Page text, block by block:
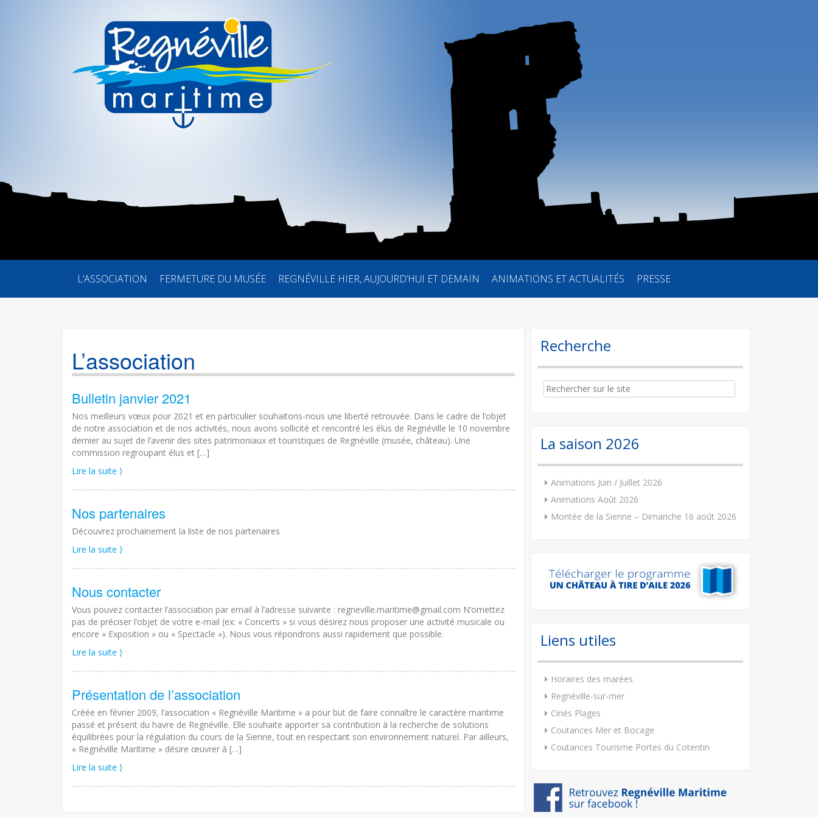
SKIP
CONTENT
L’ASSOCIATION FERMETURE DU MUSÉE REGNÉVILLE HIER, AUJOURD’HUI ET DEMAIN ANIMATIONS ET ACTUALITÉS PRESSE
L’association
Bulletin janvier 2021
Nos meilleurs vœux pour 2021 et en particulier souhaitons-nous une liberté retrouvée. Dans le cadre de l’objet
de notre association et de nos activités, nous avons sollicité et rencontré les élus de Regnéville le 10 novembre
dernier au sujet de l’avenir des sites patrimoniaux et touristiques de Regnéville (musée, château). Une
commission regroupant élus et […]
Lire la suite ⟩
Nos partenaires
Découvrez prochainement la liste de nos partenaires
Lire la suite ⟩
Nous contacter
Vous pouvez contacter l’association par email à l’adresse suivante : regneville.maritime@gmail.com N’omettez
pas de préciser l’objet de votre e-mail (ex: « Concerts » si vous désirez nous proposer une activité musicale ou
encore « Exposition » ou « Spectacle »). Nous vous répondrons aussi rapidement que possible.
Lire la suite ⟩
Présentation de l’association
Créée en février 2009, l’association « Regnéville Maritime » a pour but de faire connaître le caractère maritime
passé et présent du havre de Regnéville. Elle souhaite apporter sa contribution à la recherche de solutions
équilibrées pour la régulation du cours de la Sienne, tout en respectant son environnement naturel. Par ailleurs,
« Regnéville Maritime » désire œuvrer à […]
Lire la suite ⟩
Recherche
Search
for:
La saison 2026
Animations Juin / Juillet 2026
Animations Août 2026
Montée de la Sienne – Dimanche 16 août 2026
Liens utiles
Horaires des marées
Regnéville-sur-mer
Cinés Plages
Coutances Mer et Bocage
Coutances Tourisme Portes du Cotentin